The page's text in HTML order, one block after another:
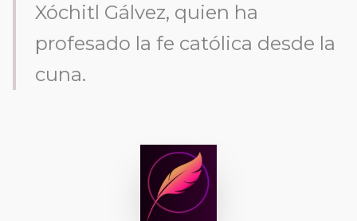
Xóchitl Gálvez, quien ha
profesado la fe católica desde la
cuna.